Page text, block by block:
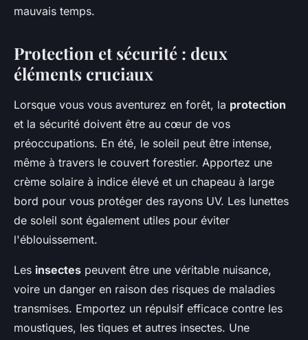
mauvais temps.
Protection et sécurité : deux
éléments cruciaux
Lorsque vous vous aventurez en forêt, la protection
et la sécurité doivent être au cœur de vos
préoccupations. En été, le soleil peut être intense,
même à travers le couvert forestier. Apportez une
crème solaire à indice élevé et un chapeau à large
bord pour vous protéger des rayons UV. Les lunettes
de soleil sont également utiles pour éviter
l'éblouissement.
Les insectes peuvent être une véritable nuisance,
voire un danger en raison des risques de maladies
transmises. Emportez un répulsif efficace contre les
moustiques, les tiques et autres insectes. Une